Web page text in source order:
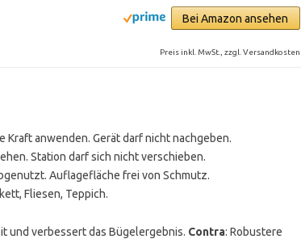
Bei Amazon ansehen
Preis inkl. MwSt., zzgl. Versandkosten
Kraft anwenden. Gerät darf nicht nachgeben.
Station darf sich nicht verschieben.
Auflagefläche frei von Schmutz.
Fliesen, Teppich.
und verbessert das Bügelergebnis. Contra: Robustere